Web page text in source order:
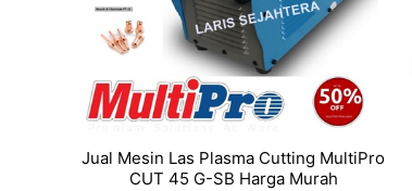
Jual Mesin Las Plasma Cutting MultiPro
CUT 45 G-SB Harga Murah